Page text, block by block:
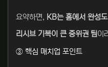
요약하면, KB는 홈에서 완성
리시브 기복이 큰 중위권 팀이
③ 핵심 매치업 포인트